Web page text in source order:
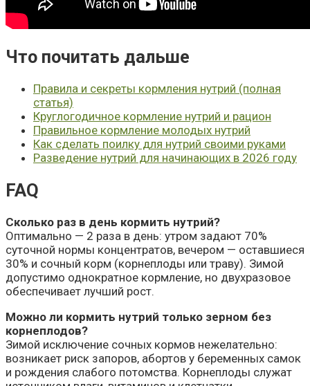
Что почитать дальше
Правила и секреты кормления нутрий (полная
статья)
Круглогодичное кормление нутрий и рацион
Правильное кормление молодых нутрий
Как сделать поилку для нутрий своими руками
Разведение нутрий для начинающих в 2026 году
FAQ
Сколько раз в день кормить нутрий?
Оптимально — 2 раза в день: утром задают 70%
суточной нормы концентратов, вечером — оставшиеся
30% и сочный корм (корнеплоды или траву). Зимой
допустимо однократное кормление, но двухразовое
обеспечивает лучший рост.
Можно ли кормить нутрий только зерном без
корнеплодов?
Зимой исключение сочных кормов нежелательно:
возникает риск запоров, абортов у беременных самок
и рождения слабого потомства. Корнеплоды служат